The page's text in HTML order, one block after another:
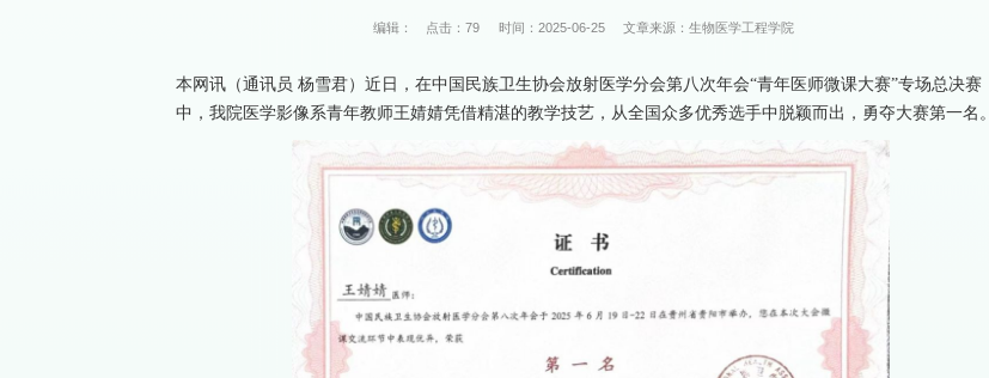
编辑： 点击：79 时间：2025-06-25 文章来源：生物医学工程学院
本网讯（通讯员 杨雪君）近日，在中国民族卫生协会放射医学分会第八次年会“青年医师微课大赛”专场总决赛
中，我院医学影像系青年教师王婧婧凭借精湛的教学技艺，从全国众多优秀选手中脱颖而出，勇夺大赛第一名。